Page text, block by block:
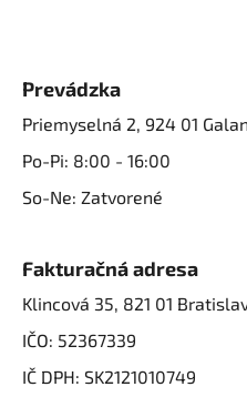
Prevádzka
Priemyselná 2, 924 01
Po-Pi: 8:00 - 16:00
So-Ne: Zatvorené
Fakturačná adresa
Klincová 35, 821 01
IČO: 52367339
IČ DPH: SK2121010749